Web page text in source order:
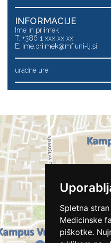
Spletna
Medicinske
piškotke.
INFORMACIJE
Ime in priimek
T: +386 1 xxx xx xx
E: ime.priimek@mf.uni-lj.si
uradne ure